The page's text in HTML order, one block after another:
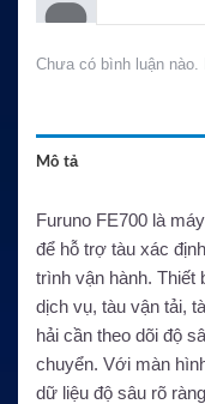
Chưa có bình luận
Mô tả
Furuno FE700 là
để hỗ trợ tàu xác
trình vận hành. Thiết
dịch vụ, tàu vận tải,
hải cần theo dõi độ
chuyển. Với màn
dữ liệu độ sâu rõ